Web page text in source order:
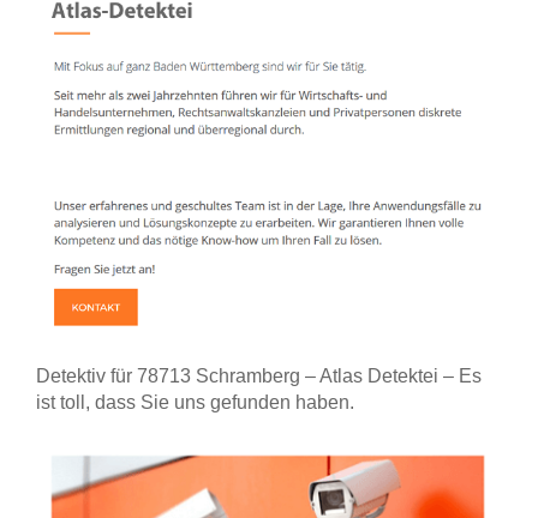
Detektiv für 78713 Schramberg – Atlas Detektei – Es
ist toll, dass Sie uns gefunden haben.